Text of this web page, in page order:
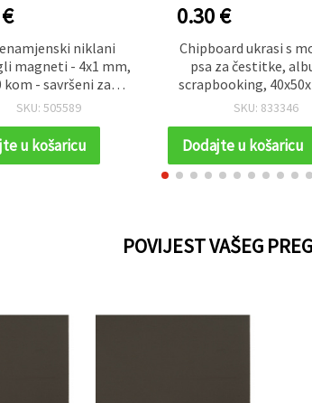
niklani
magneti - 4x1 mm,
kom - savršeni za
rukotvorine,
projekte
SKU: 505589
u košaricu
0.30 €
Chipboard ukrasi s
psa za čestitke,
scrapbooking,
2 kom
SKU: 833346
Dodajte u košaricu
POVIJEST VAŠEG